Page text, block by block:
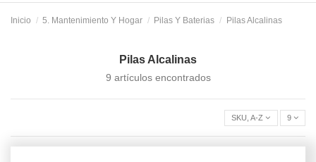
Inicio 5. Mantenimiento Y Hogar Pilas Y Baterias Pilas Alcalinas
Pilas Alcalinas
9 artículos encontrados